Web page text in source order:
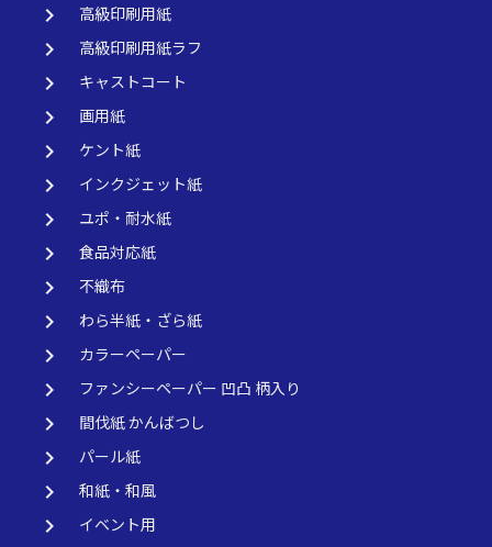
keyboard_arrow_right 高級印刷用紙
keyboard_arrow_right 高級印刷用紙ラフ
keyboard_arrow_right キャストコート
keyboard_arrow_right 画用紙
keyboard_arrow_right ケント紙
keyboard_arrow_right インクジェット紙
keyboard_arrow_right ユポ・耐水紙
keyboard_arrow_right 食品対応紙
keyboard_arrow_right 不織布
keyboard_arrow_right わら半紙・ざら紙
keyboard_arrow_right カラーペーパー
keyboard_arrow_right ファンシーペーパー 凹凸 柄入り
keyboard_arrow_right 間伐紙 かんばつし
keyboard_arrow_right パール紙
keyboard_arrow_right 和紙・和風
keyboard_arrow_right イベント用